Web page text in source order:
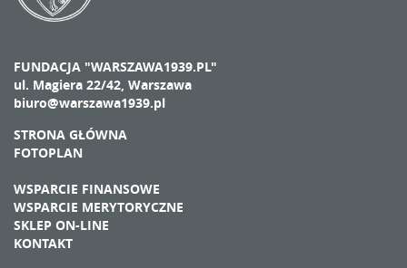
FUNDACJA "WARSZAWA1939.PL"
ul. Magiera 22/42, Warszawa
biuro@warszawa1939.pl
STRONA GŁÓWNA
FOTOPLAN
WSPARCIE FINANSOWE
WSPARCIE MERYTORYCZNE
SKLEP ON-LINE
KONTAKT